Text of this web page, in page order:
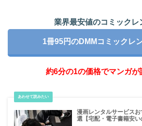
業界最安値のコミックレ
1冊95円のDMMコミックレ
約6分の1の価格でマンガが
漫画レンタルサービス
選【宅配・電子書籍安い